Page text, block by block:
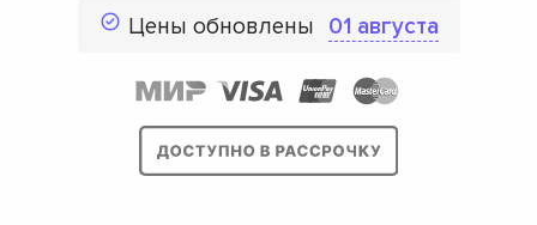
Цены обновлены 01 августа